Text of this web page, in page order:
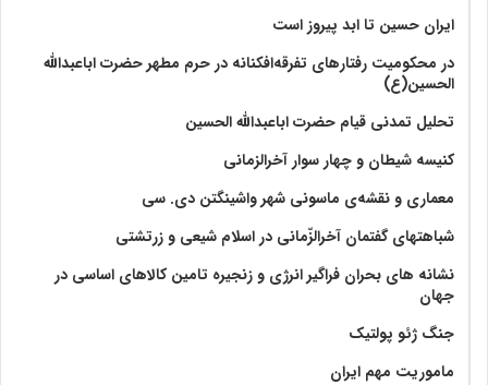
ایران حسین تا ابد پیروز است
در محکومیت رفتارهای تفرقه‌افکنانه در حرم مطهر حضرت اباعبدالله
الحسین(ع)
تحلیل تمدنی قیام حضرت اباعبدالله الحسین
کنیسه شیطان و چهار سوار آخرالزمانی
معماری و نقشه‌ی ماسونی شهر واشينگتن دی. سی
شباهتهای گفتمان آخر‌الزّمانی در اسلام شیعی و زرتشتی
نشانه های بحران فراگیر انرژی و زنجیره تامین کالاهای اساسی در
جهان
جنگ ژئو پولتیک
ماموریت مهم ایران